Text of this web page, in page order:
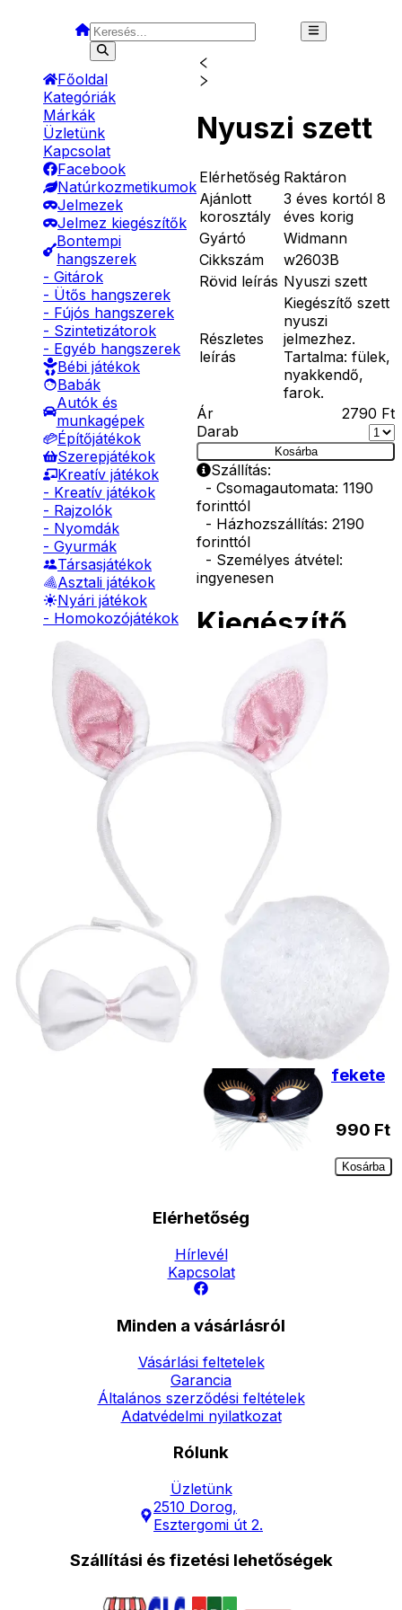
Főoldal
Kategóriák
Márkák
Üzletünk
Kapcsolat
Facebook
Natúrkozmetikumok
Jelmezek
Jelmez kiegészítők
Bontempi
hangszerek
- Gitárok
- Ütős hangszerek
- Fújós hangszerek
- Szintetizátorok
- Egyéb hangszerek
Bébi játékok
Babák
Autók és
munkagépek
Építőjátékok
Szerepjátékok
Kreatív játékok
- Kreatív játékok
- Rajzolók
- Nyomdák
- Gyurmák
Társasjátékok
Asztali játékok
Nyári játékok
- Homokozójátékok
- Hinta, csúszda
- Ütők, dobálók
- Strandcikkek
- Egyéb nyári játékok
Lábbal hajtós
járművek
Téli játékok
Nyuszi szett
Elérhetőség Raktáron
Ajánlott
korosztály
3 éves kortól 8
éves korig
Gyártó
Widmann
Cikkszám
w2603B
Rövid leírás Nyuszi szett
Részletes
leírás
Kiegészítő szett
nyuszi
jelmezhez.
Tartalma: fülek,
nyakkendő,
farok.
Ár
2790 Ft
Darab
Kosárba
Szállítás:
- Csomagautomata: 1190
forinttól
- Házhozszállítás: 2190
forinttól
- Személyes átvétel:
ingyenesen
Kiegészítő
termékek
Ft
Macska
álarc
fekete
990 Ft
Kosárba
Elérhetőség
Hírlevél
Kapcsolat
Minden a vásárlásról
Vásárlási feltetelek
Garancia
Általános szerződési feltételek
Adatvédelmi nyilatkozat
Rólunk
Üzletünk
2510 Dorog,
Esztergomi út 2.
Szállítási és fizetési lehetőségek